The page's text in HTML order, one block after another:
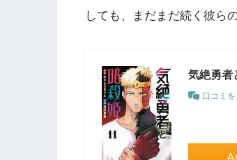
しても、まだまだ続く彼ら
気絶勇
口コミ